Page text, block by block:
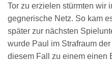
Tor zu erzielen stürmten wir
gegnerische Netz. So kam
später zur nächsten
wurde Paul im Strafraum
diesem Fall zu einem einen